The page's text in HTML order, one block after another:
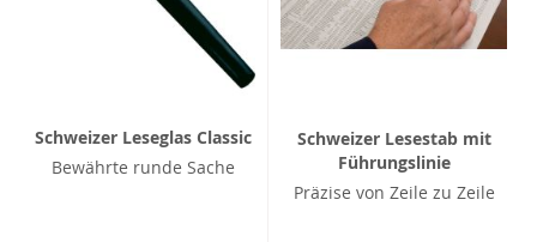
Schweizer Leseglas Classic
Bewährte runde Sache
Schweizer Lesestab mit
Führungslinie
Präzise von Zeile zu Zeile